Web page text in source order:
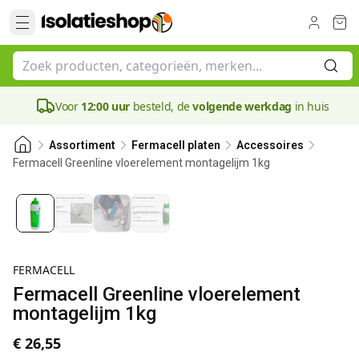
Voor 12:00 uur besteld, devolgende werkdag in huis
Assortiment Fermacell platen
Accessoires
Fermacell Greenline vloerelement montagelijm 1kg
FERMACELL
Fermacell Greenline vloerelement
montagelijm 1kg
€ 26,55